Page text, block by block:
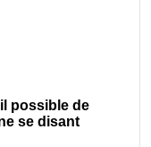
possible de
se disant